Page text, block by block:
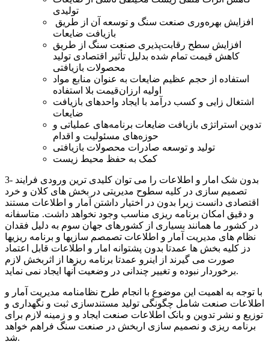
افزایش سطح رقابت‌پذیری صنعت سنگ از طریق
کاهش قيمت تمام شده بدلیل تأثیر اقتصادی تولید
محصولات بازیافتی
استفاده از حجم عظیم ضایعات به عنوان منابع مواد
اولیه ارزان‌قیمت بلا استفاده
اشتغال زایی و کسب درآمد با ایجاد واحدهای بازیافت
ضایعات
تدوین استراتژی بازیافت ضایعات برنامه‌های عملیاتی و
حوزه‌های مسئولیت و اقدام
تولید و توسعه صادرات محصولات بازیافتی
کمک به حفظ محیط زیست
3- بدون شک امار و اطلاعات را می توان کلیدی ترین ورودی فرایند
تصمیم سازی در کلیه سطوح مدیریتی در بخش های کلان و خرد
اقتصادی دانست زیرا بدون در اختیار داشتن آمار و اطلاعات مستند
و دقیق امکان برنامه ریزی مناسب وجود نخواهد داشت. متاسفانه
در کشور ما همانند بسیاری از کشورهای جهان سوم به دلیل فقدان
نظام های مدیریت آمار و اطلاعات تصمصم سازیها و برنامه ریزیها
دز کلیه بخش ها عمدتا بدون پشتوانه امار و اطلاعات قابل اعتماد
صورت می گیرند از اینرو عمدتا برنامه ریزها از اثربخش لازم
برخوردار نبوده و تغییر چندانی در وضعیت آنها ایجاد نمی نماید.
با توجه به اهمیت این موضوع با انجام طرح نظامنامه مدیریت آمار و
اطلاعات صنعت شامل چگونگی تولید مستندسازی ثبت و نگهداری و
توزیع و نشر تدوین و بانک اطلاعات صنعت ایجاد و و زمینه لازم برای
برنامه ریزی و نصمیم سازی اربخش در صنعت سنگ فراهم خواهد
شد.